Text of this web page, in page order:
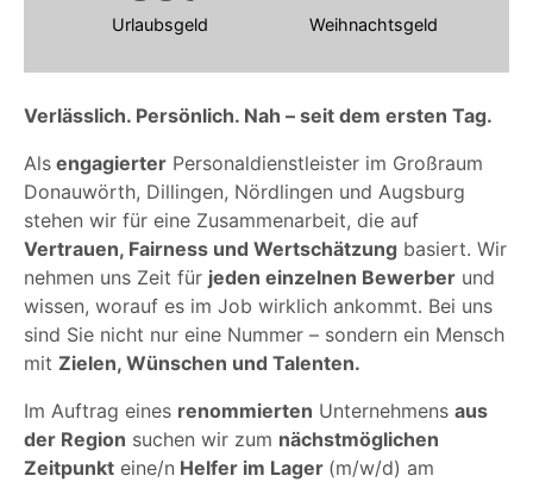
Verlässlich. Persönlich. Nah – seit dem ersten Tag.
Als engagierter Personaldienstleister im Großraum
Donauwörth, Dillingen, Nördlingen und Augsburg
stehen wir für eine Zusammenarbeit, die auf
Vertrauen, Fairness und Wertschätzung basiert. Wir
nehmen uns Zeit für jeden einzelnen Bewerber und
wissen, worauf es im Job wirklich ankommt. Bei uns
sind Sie nicht nur eine Nummer – sondern ein Mensch
mit Zielen, Wünschen und Talenten.
Im Auftrag eines renommierten Unternehmens aus
der Region suchen wir zum nächstmöglichen
Zeitpunkt eine/n Helfer im Lager (m/w/d) am
Urlaubsgeld Weihnachtsgeld